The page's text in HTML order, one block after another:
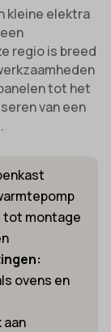
kleine elektra
regio is breed
tot het
van een
tot montage
ovens en
aan